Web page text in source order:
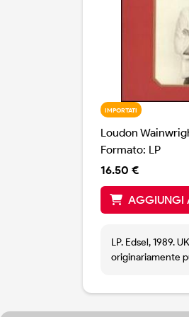
IMPORTATI
Loudon
Formato: LP
16.50 €
AGGIUNGI
LP. Edsel, 1989.
originariamente